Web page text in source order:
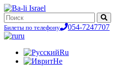
Билеты по телефону
054-7247707
ru
Ru
He